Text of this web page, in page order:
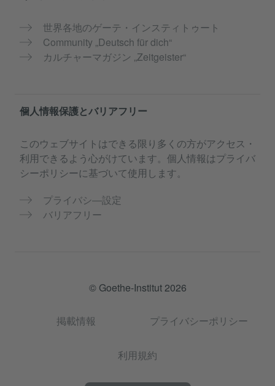
世界各地のゲーテ・インスティトゥート
Community „Deutsch für dich“
カルチャーマガジン „Zeitgeister“
個人情報保護とバリアフリー
このウェブサイトはできる限り多くの方がアクセス・
利用できるよう心がけています。個人情報はプライバ
シーポリシーに基づいて使用します。
プライバシ―設定
バリアフリー
© Goethe-Institut 2026
掲載情報 プライバシーポリシー
利用規約